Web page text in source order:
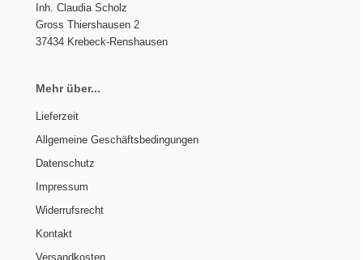
Inh. Claudia Scholz
Gross Thiershausen 2
37434 Krebeck-Renshausen
Mehr über...
Lieferzeit
Allgemeine Geschäftsbedingungen
Datenschutz
Impressum
Widerrufsrecht
Kontakt
Versandkosten